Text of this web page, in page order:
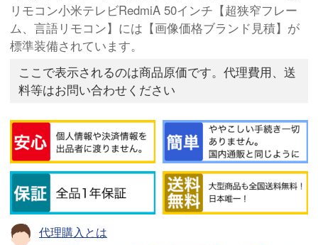
リモコン小米テレビRedmiA 50インチ【超狭窄フレー
ム、言語リモコン】には【画像価格ブランド見積】が
標準装備されています。
ここで表示されるのは商品原価です。代理費用、送
料等はお問い合わせください
代理購入とは